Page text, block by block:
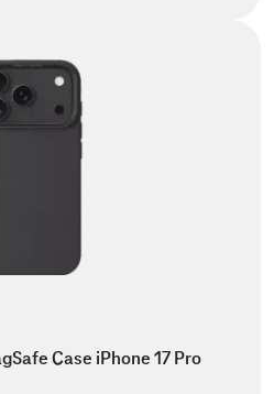
Case iPhone 17 Pro